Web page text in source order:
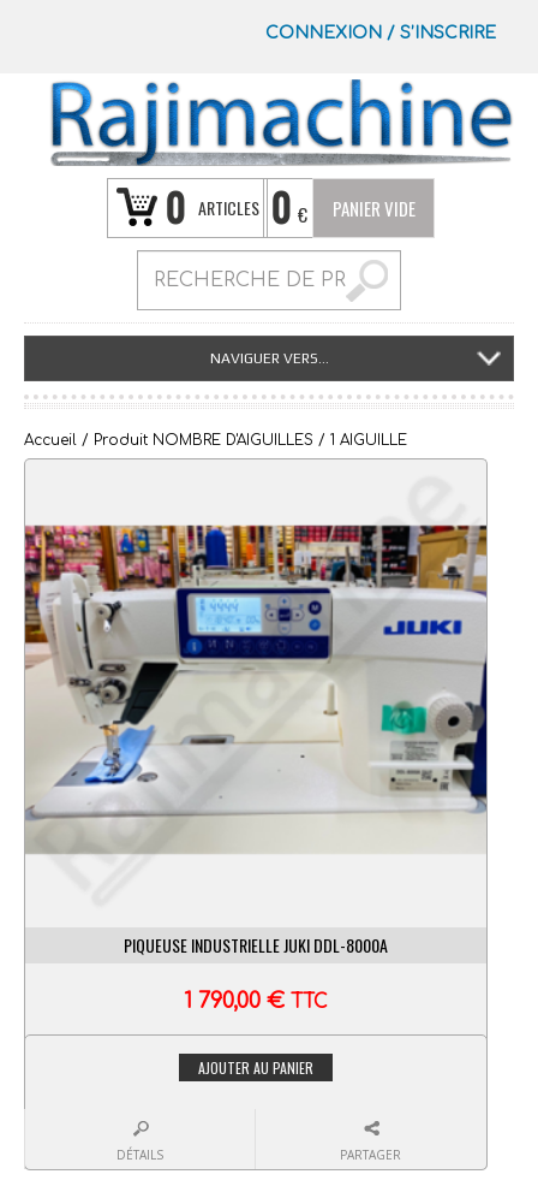
CONNEXION / S’INSCRIRE
0 ARTICLES 0 € PANIER VIDE
NAVIGUER VERS...
Accueil / Produit NOMBRE D'AIGUILLES / 1 AIGUILLE
PIQUEUSE INDUSTRIELLE JUKI DDL-8000A
1 790,00 € TTC
AJOUTER AU PANIER
DÉTAILS PARTAGER